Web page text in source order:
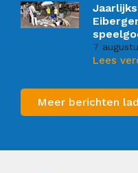
7
Lees
Meer berichten